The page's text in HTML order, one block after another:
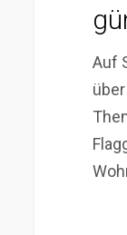
Auf